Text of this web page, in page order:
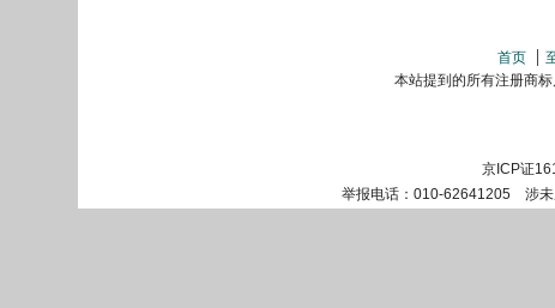
首页
本站提到的所有注册商
京ICP证
举报电话：010-62641205 涉未